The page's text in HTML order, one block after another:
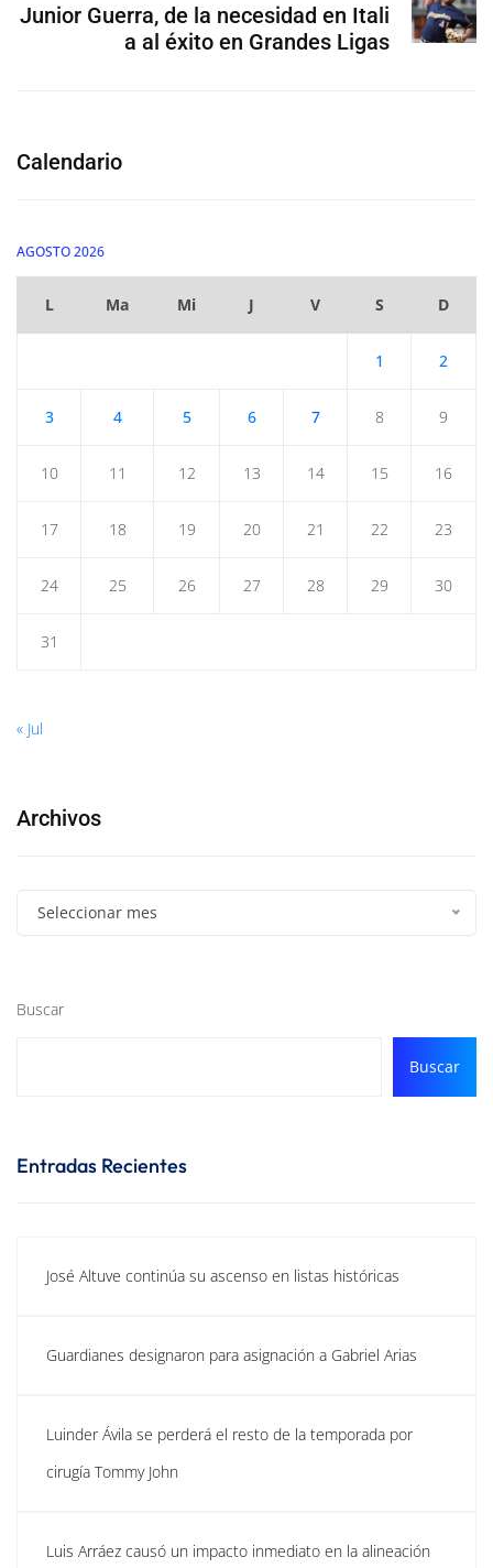
Junior Guerra, de la necesidad en Itali
a al éxito en Grandes Ligas
Calendario
AGOSTO 2026
L Ma Mi J V S D
1 2
3 4 5 6 7 8 9
10 11 12 13 14 15 16
17 18 19 20 21 22 23
24 25 26 27 28 29 30
31
« Jul
Archivos
Seleccionar mes
Buscar
Buscar
Entradas Recientes
José Altuve continúa su ascenso en listas históricas
Guardianes designaron para asignación a Gabriel Arias
Luinder Ávila se perderá el resto de la temporada por
cirugía Tommy John
Luis Arráez causó un impacto inmediato en la alineación